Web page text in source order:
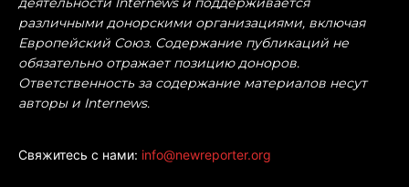
различными донорскими организациями, включая
Европейский Союз. Содержание публикаций не
обязательно отражает позицию доноров.
Ответственность за содержание материалов несут
авторы и Internews.
Свяжитесь с нами: info@newreporter.org